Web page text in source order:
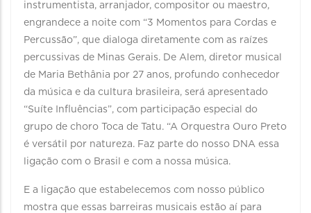
instrumentista, arranjador, compositor ou maestro,
engrandece a noite com “3 Momentos para Cordas e
Percussão”, que dialoga diretamente com as raízes
percussivas de Minas Gerais. De Alem, diretor musical
de Maria Bethânia por 27 anos, profundo conhecedor
da música e da cultura brasileira, será apresentado
“Suíte Influências”, com participação especial do
grupo de choro Toca de Tatu. “A Orquestra Ouro Preto
é versátil por natureza. Faz parte do nosso DNA essa
ligação com o Brasil e com a nossa música.
E a ligação que estabelecemos com nosso público
mostra que essas barreiras musicais estão aí para